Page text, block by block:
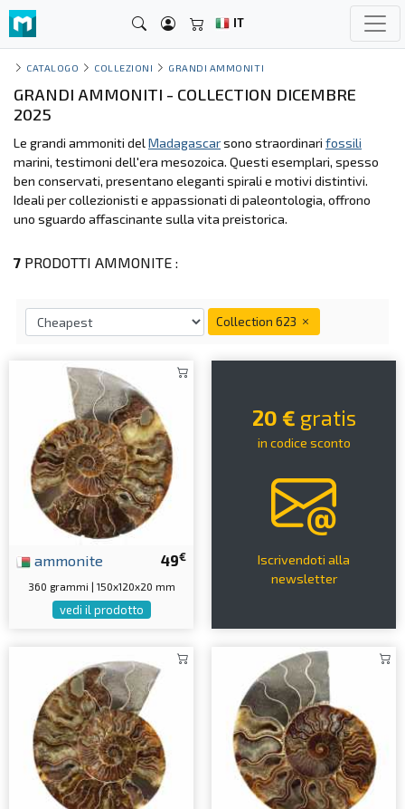
IT
CATALOGO COLLEZIONI GRANDI AMMONITI
GRANDI AMMONITI - COLLECTION DICEMBRE
2025
Le grandi ammoniti del Madagascarsono straordinari fossili
marini, testimoni dell'era mesozoica. Questi esemplari, spesso
ben conservati, presentano eleganti spirali e motivi distintivi.
Ideali per collezionisti e appassionati di paleontologia, offrono
uno sguardo affascinante sulla vita preistorica.
7 PRODOTTI AMMONITE :
Collection 623
49€
ammonite
360 grammi | 150x120x20 mm
vedi il prodotto
20 € gratis
in codice sconto
Iscrivendoti alla
newsletter